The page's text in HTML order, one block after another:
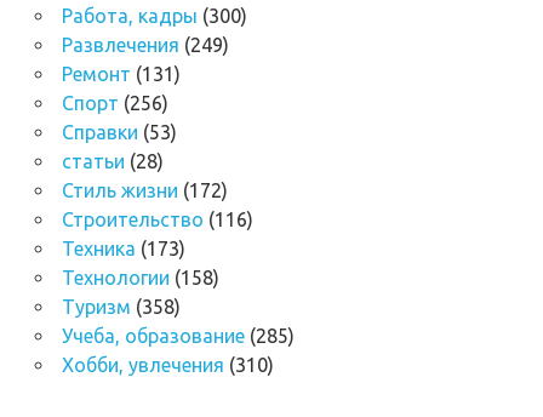
Работа, кадры (300)
Развлечения (249)
Ремонт (131)
Спорт (256)
Справки (53)
статьи (28)
Стиль жизни (172)
Строительство (116)
Техника (173)
Технологии (158)
Туризм (358)
Учеба, образование(285)
Хобби, увлечения (310)